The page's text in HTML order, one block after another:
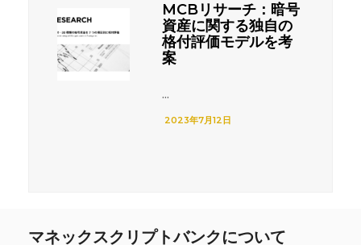
MCBリサーチ：暗号
資産に関する独自の
格付評価モデルを考
案
...
2023年7月12日
マネックスクリプトバンクについて